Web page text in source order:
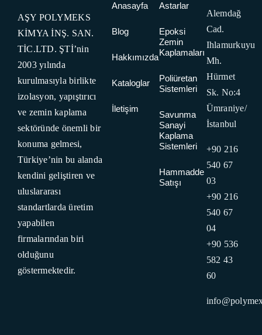
AŞY POLYMEKS
KİMYA İNŞ. SAN.
TİC.LTD. ŞTİ’nin
2003 yılında
kurulmasıyla birlikte
izolasyon, yapıştırıcı
ve zemin kaplama
sektöründe önemli bir
konuma gelmesi,
Türkiye’nin bu alanda
kendini geliştiren ve
uluslararası
standartlarda üretim
yapabilen
firmalarından biri
olduğunu
göstermektedir.
Anasayfa
Blog
Hakkımızda
Kataloglar
İletişim
Astarlar
Epoksi
Zemin
Kaplamaları
Poliüretan
Sistemleri
Savunma
Sanayi
Kaplama
Sistemleri
Hammadde
Satışı
Alemdağ
Cad.
Ihlamurkuyu
Mh.
Hürmet
Sk. No:4
Ümraniye/
İstanbul
+90 216
540 67
03
+90 216
540 67
04
+90 536
582 43
60